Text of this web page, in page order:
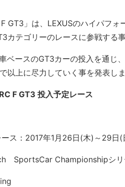
GT3」は、LEXUSのハイパフ
カテゴリーのレースに参戦する
ベースのGT3カーの投入を通じ
以上に尽力していく事を発表しま
F GT3 投入予定レース
ス：2017年1月26日(木)～29日(
SportsCar Championshipシリ